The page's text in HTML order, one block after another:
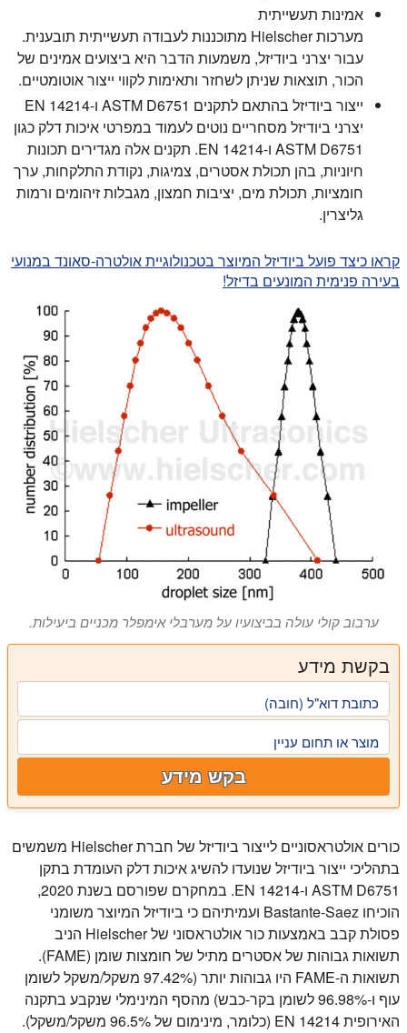
אמינות תעשייתית
מערכות Hielscher מתוכננות לעבודה תעשייתית תובענית.
עבור יצרני ביודיזל, משמעות הדבר היא ביצועים אמינים של
הכור, תוצאות שניתן לשחזר ותאימות לקווי ייצור אוטומטיים.
ייצור ביודיזל בהתאם לתקנים ASTM D6751 ו-EN 14214
יצרני ביודיזל מסחריים נוטים לעמוד במפרטי איכות דלק כגון
ASTM D6751 ו-EN 14214. תקנים אלה מגדירים תכונות
חיוניות, בהן תכולת אסטרים, צמיגות, נקודת התלקחות, ערך
חומציות, תכולת מים, יציבות חמצון, מגבלות זיהומים ורמות
גליצרין.
קראו כיצד פועל ביודיזל המיוצר בטכנולוגיית אולטרה-סאונד במנועי
בעירה פנימית המונעים בדיזל!
ערבוב קולי עולה בביצועיו על מערבלי אימפלר מכניים ביעילות.
בקשת מידע
כתובת דוא"ל (חובה)
מוצר או תחום עניין
בקש מידע
כורים אולטראסוניים לייצור ביודיזל של חברת Hielscher משמשים
בתהליכי ייצור ביודיזל שנועדו להשיג איכות דלק העומדת בתקן
ASTM D6751 ו-EN 14214. במחקרם שפורסם בשנת 2020,
הוכיחו Bastante-Saez ועמיתיהם כי ביודיזל המיוצר משומני
פסולת קבב באמצעות כור אולטראסוני של Hielscher הניב
תשואות גבוהות של אסטרים מתיל של חומצות שומן (FAME).
תשואות ה-FAME היו גבוהות יותר (97.42% משקל/משקל לשומן
עוף ו-96.98% לשומן בקר-כבש) מהסף המינימלי שנקבע בתקנה
האירופית EN 14214 (כלומר, מינימום של 96.5% משקל/משקל).